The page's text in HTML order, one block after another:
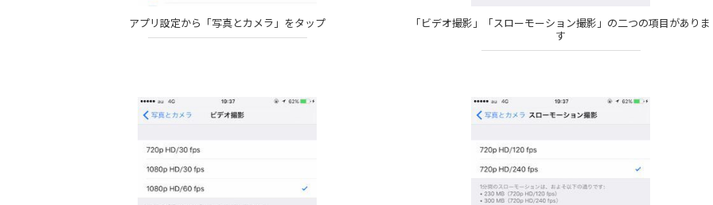
アプリ設定から「写真とカメラ」をタップ
「ビデオ撮影」「スローモーション撮影」の二つの項目がありま
す